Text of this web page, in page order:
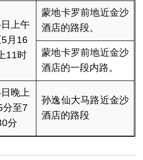
上午
月16
11时
蒙地卡罗前地近金沙
酒店的路段。
蒙地卡罗前地近金沙
酒店的一段内路。
晚上
分至7
分
孙逸仙大马路近金沙
酒店的路段